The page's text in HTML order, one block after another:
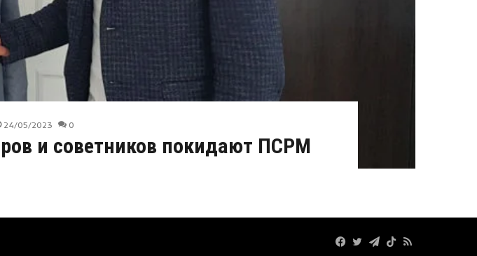
24/05/2023 0
и советников покидают ПСРМ
Facebook
Twitter
Telegram
TikTok
RSS